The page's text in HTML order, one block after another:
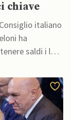
chiave
italiano
ha
saldi i loro